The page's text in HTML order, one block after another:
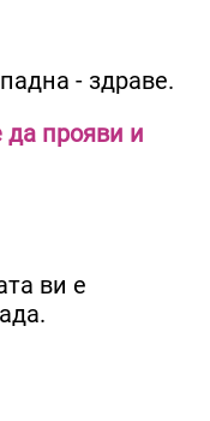
- здраве.
прояви и
ви е